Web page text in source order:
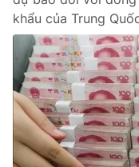
Photo
Video
VTV Money
khẩu của Trung